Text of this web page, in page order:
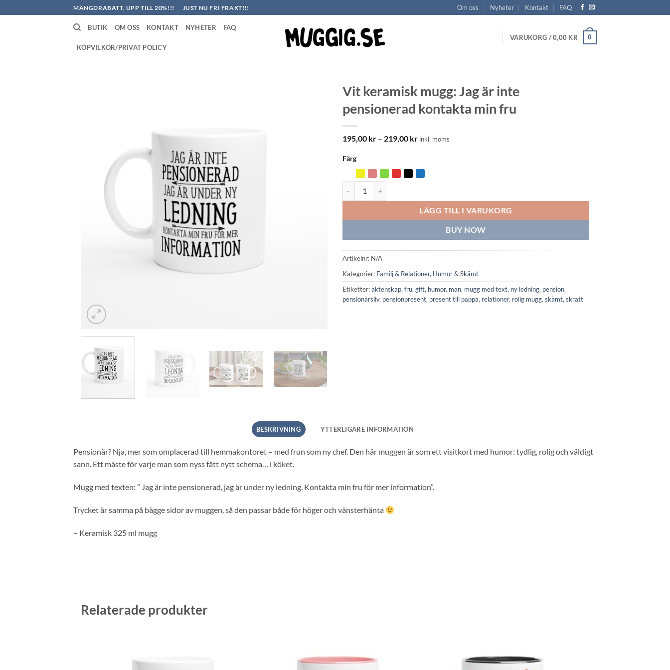
to
MÄNGDRABATT, UPP TILL 20%!!! JUST NU FRI FRAKT!!! Om oss Nyheter Kontakt FAQ
BUTIK OM OSS KONTAKT NYHETER FAQ
KÖPVILKOR/PRIVAT POLICY
VARUKORG /0,00 KR 0
Vit keramisk mugg: Jag är inte
pensionerad kontakta min fru
195,00 kr – 219,00 krPrisintervall:
inkl. moms
Färg
LÄGG TILL I VARUKORG
BUY NOW
Artikelnr: N/A
Kategorier: Familj & Relationer, Humor & Skämt
Etiketter:äktenskap, fru, gift, humor, man, mugg med text, ny ledning, pension,
pensionärsliv, pensionpresent, present till pappa, relationer, rolig mugg, skämt, skratt
BESKRIVNING YTTERLIGARE INFORMATION
Pensionär? Nja, mer som omplacerad till hemmakontoret – med frun som ny chef. Den här muggen är som ett visitkort med humor: tydlig, rolig och väldigt
sann. Ett måste för varje man som nyss fått nytt schema… i köket.
Mugg med texten: ” Jag är inte pensionerad, jag är under ny ledning. Kontakta min fru för mer information”.
Trycket är samma på bägge sidor av muggen, så den passar både för höger och vänsterhänta
– Keramisk 325 ml mugg
Relaterade produkter